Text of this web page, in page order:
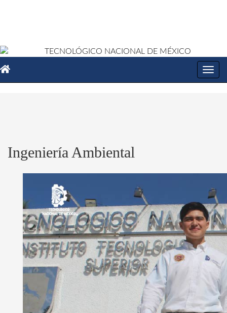
Ingeniería Ambiental